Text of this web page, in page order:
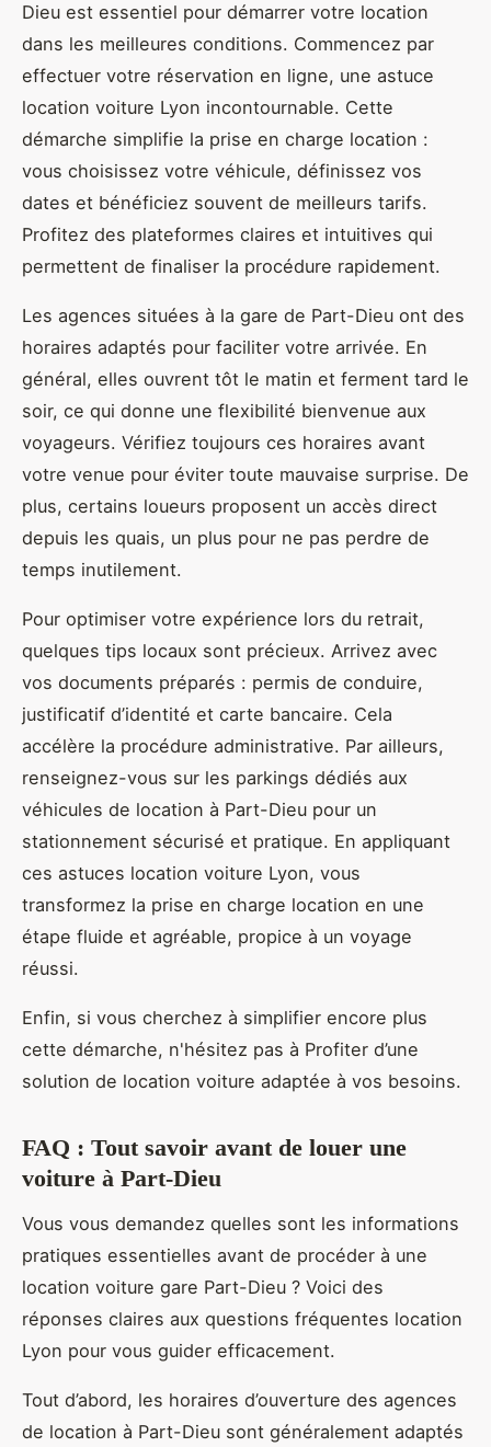
Dieu est essentiel pour démarrer votre location
dans les meilleures conditions. Commencez par
effectuer votre réservation en ligne, une astuce
location voiture Lyon incontournable. Cette
démarche simplifie la prise en charge location :
vous choisissez votre véhicule, définissez vos
dates et bénéficiez souvent de meilleurs tarifs.
Profitez des plateformes claires et intuitives qui
permettent de finaliser la procédure rapidement.
Les agences situées à la gare de Part-Dieu ont des
horaires adaptés pour faciliter votre arrivée. En
général, elles ouvrent tôt le matin et ferment tard le
soir, ce qui donne une flexibilité bienvenue aux
voyageurs. Vérifiez toujours ces horaires avant
votre venue pour éviter toute mauvaise surprise. De
plus, certains loueurs proposent un accès direct
depuis les quais, un plus pour ne pas perdre de
temps inutilement.
Pour optimiser votre expérience lors du retrait,
quelques tips locaux sont précieux. Arrivez avec
vos documents préparés : permis de conduire,
justificatif d’identité et carte bancaire. Cela
accélère la procédure administrative. Par ailleurs,
renseignez-vous sur les parkings dédiés aux
véhicules de location à Part-Dieu pour un
stationnement sécurisé et pratique. En appliquant
ces astuces location voiture Lyon, vous
transformez la prise en charge location en une
étape fluide et agréable, propice à un voyage
réussi.
Enfin, si vous cherchez à simplifier encore plus
cette démarche, n'hésitez pas à Profiter d’une
solution de location voiture adaptée à vos besoins.
FAQ : Tout savoir avant de louer une
voiture à Part-Dieu
Vous vous demandez quelles sont les informations
pratiques essentielles avant de procéder à une
location voiture gare Part-Dieu ? Voici des
réponses claires aux questions fréquentes location
Lyon pour vous guider efficacement.
Tout d’abord, les horaires d’ouverture des agences
de location à Part-Dieu sont généralement adaptés